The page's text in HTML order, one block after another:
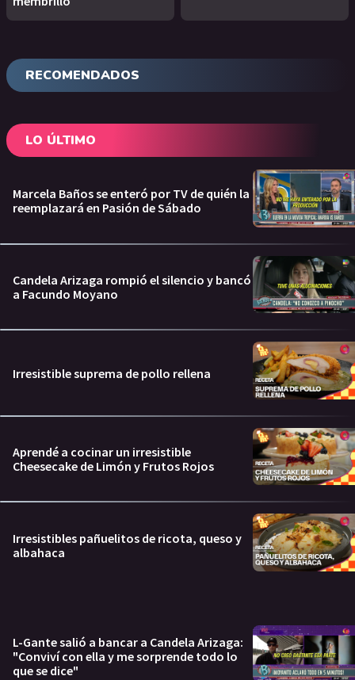
RECOMENDADOS
LO ÚLTIMO
Marcela Baños se enteró por TV de quién la
reemplazará en Pasión de Sábado
Candela Arizaga rompió el silencio y bancó
a Facundo Moyano
Irresistible suprema de pollo rellena
Aprendé a cocinar un irresistible
Cheesecake de Limón y Frutos Rojos
Irresistibles pañuelitos de ricota, queso y
albahaca
L-Gante salió a bancar a Candela Arizaga:
"Conviví con ella y me sorprende todo lo
que se dice"